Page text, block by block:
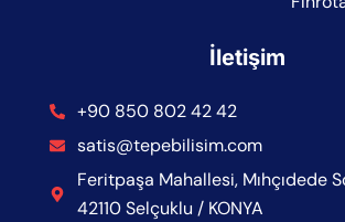
İletişim
+90 850 802 42 42
satis@tepebilisim.com
Feritpaşa Mahallesi, Mıhçıdede
42110 Selçuklu / KONYA